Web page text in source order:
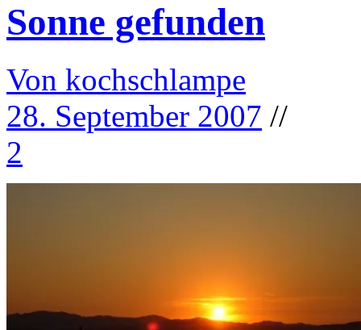
Sonne gefunden
Von kochschlampe
28. September 2007 //
2